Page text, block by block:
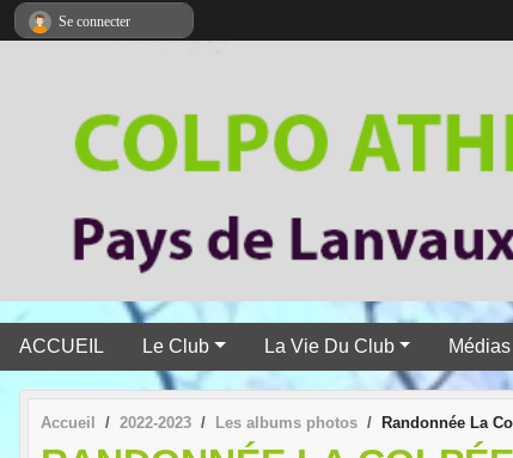
ACCUEIL Le Club La Vie Du Club Médias
Accueil 2022-2023 Les albums photos Randonnée La
Se connecter
Panneau de gestion des cookies